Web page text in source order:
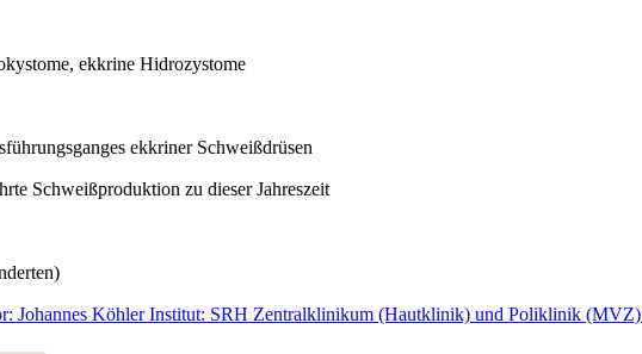
ekkrine Hidrozystome
ekkriner Schweißdrüsen
Schweißproduktion zu dieser Jahreszeit
Johannes Köhler Institut: SRH Zentralklinikum (Hautklinik) und Poliklinik (MVZ)